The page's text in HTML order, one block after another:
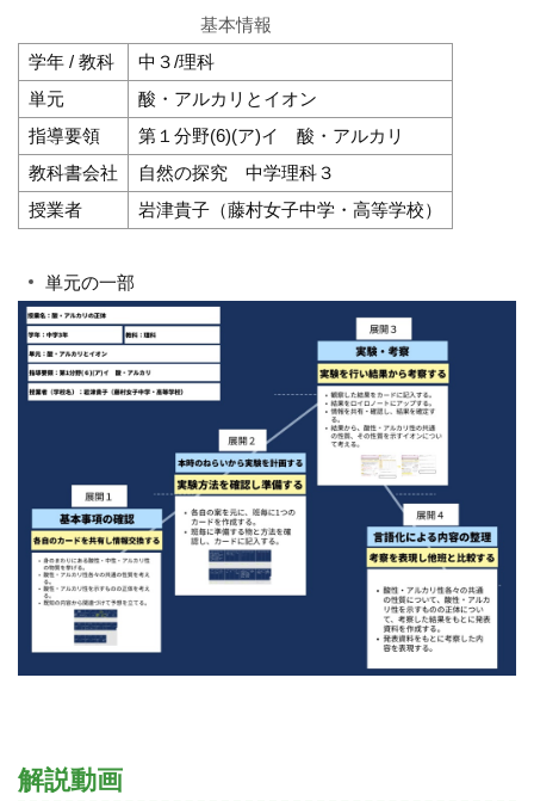
基本情報
学年 / 教科
中３/理科
単元
酸・アルカリとイオン
指導要領
第１分野(6)(ア)イ 酸・アルカリ
教科書会社
自然の探究 中学理科３
授業者
岩津貴子（藤村女子中学・高等学校）
単元の一部
解説動画